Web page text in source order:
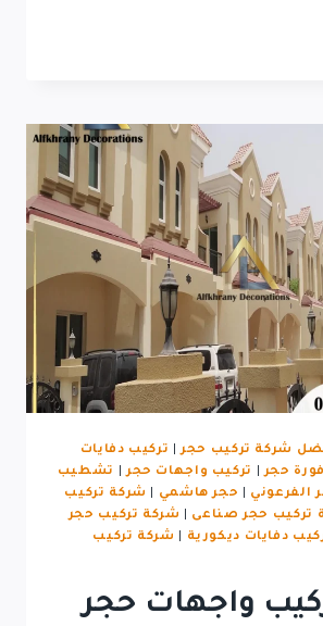
شركة تركيب حجر|
تركيب دفايات
حجر| تركيب واجهات حجر|
تشطيب
الفرعوني حجر هاشمي
شركة تركيب
تركيب حجر صناعى
شركة تركيب حجر
دفايات ديكورية
شركة تركيب
واجهات حجر